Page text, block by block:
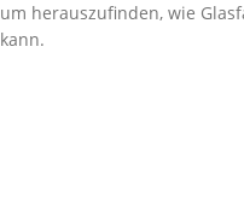
um herauszufinden, wie
kann.